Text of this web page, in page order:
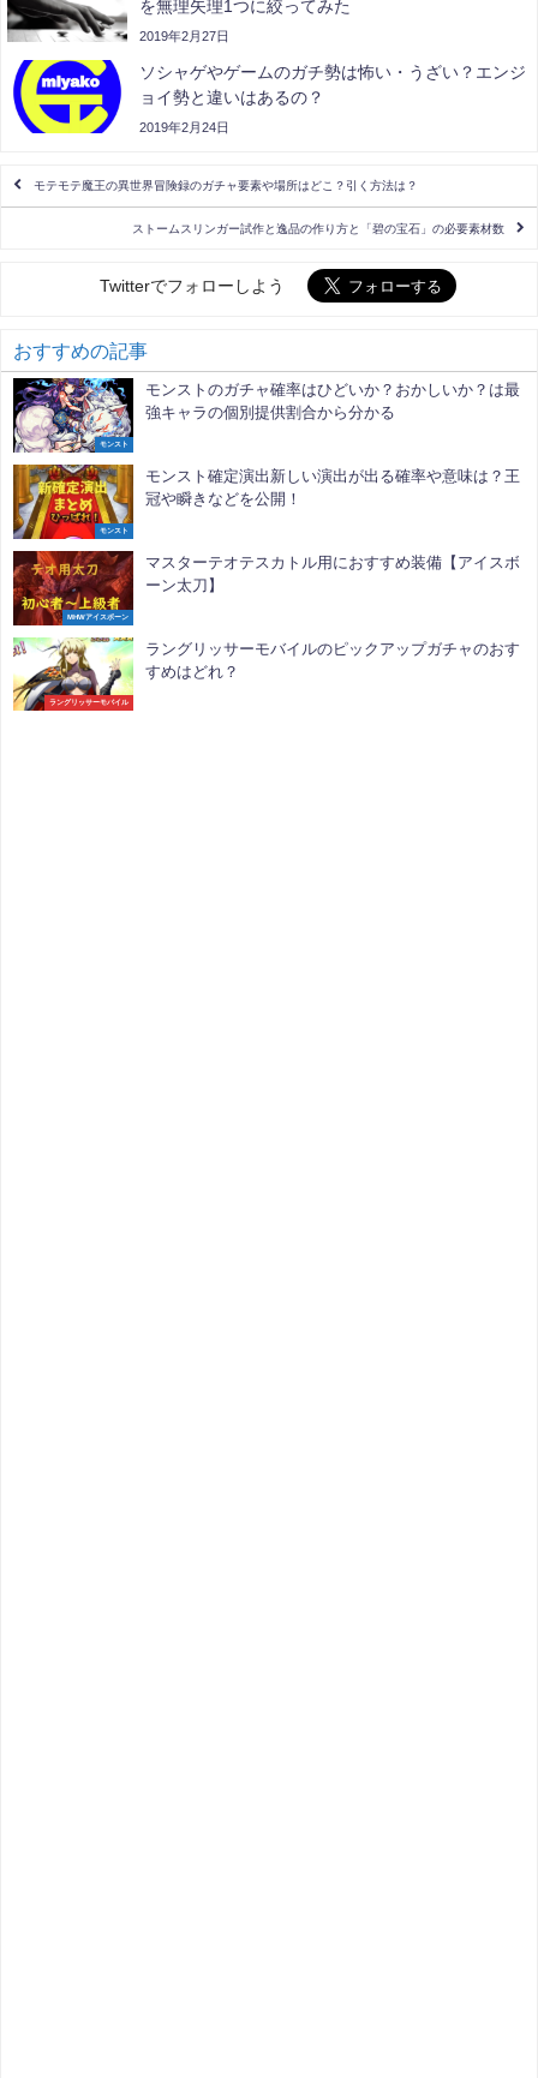
を無理矢理1つに絞ってみた
2019年2月27日
ソシャゲやゲームのガチ勢は怖い・うざい？エンジ
ョイ勢と違いはあるの？
2019年2月24日
モテモテ魔王の異世界冒険録のガチャ要素や場所はどこ？引く方法は？
ストームスリンガー試作と逸品の作り方と「碧の宝石」の必要素材数
Twitterでフォローしよう
おすすめの記事
モンスト
モンストのガチャ確率はひどいか？おかしいか？は最
強キャラの個別提供割合から分かる
モンスト
モンスト確定演出新しい演出が出る確率や意味は？王
冠や瞬きなどを公開！
MHWアイスボーン
マスターテオテスカトル用におすすめ装備【アイスボ
ーン太刀】
ラングリッサーモバイル
ラングリッサーモバイルのピックアップガチャのおす
すめはどれ？